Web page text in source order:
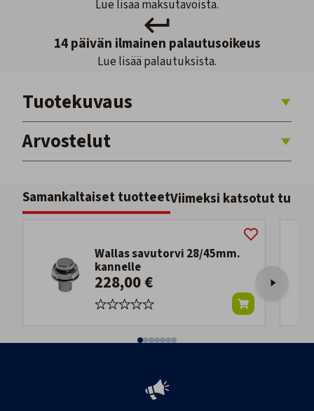
Lue lisää maksutavoista.
14 päivän ilmainen palautusoikeus
Lue lisää palautuksista.
Tuotekuvaus
Arvostelut
Samankaltaiset tuotteetViimeksi katsotut
Wallas savutorvi 28/45mm.
kannelle
228,00 €